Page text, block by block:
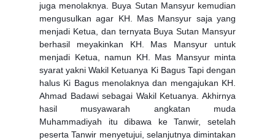
juga menolaknya. Buya Sutan Mansyur kemudian
mengusulkan agar KH. Mas Mansyur saja yang
menjadi Ketua, dan ternyata Buya Sutan Mansyur
berhasil meyakinkan KH. Mas Mansyur untuk
menjadi Ketua, namun KH. Mas Mansyur minta
syarat yakni Wakil Ketuanya Ki Bagus Tapi dengan
halus Ki Bagus menolaknya dan mengajukan KH.
Ahmad Badawi sebagai Wakil Ketuanya. Akhirnya
hasil musyawarah angkatan muda
Muhammadiyah itu dibawa ke Tanwir, setelah
peserta Tanwir menyetujui, selanjutnya dimintakan